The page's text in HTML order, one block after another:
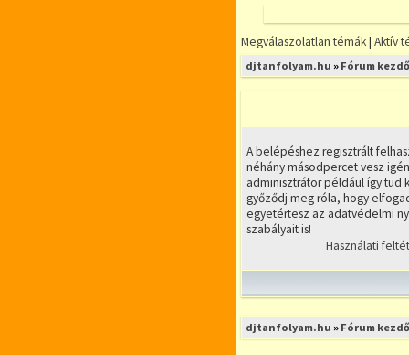
FÓRUMOZZ
MINDENFÉLE
RUGALMAS
KIS LÉTSZÁMÚ
Megválaszolatlan témák| Aktív
djtanfolyam.hu » Fórum
A belépéshez regisztrált
néhány másodpercet vesz
adminisztrátor például így tud
győződj meg róla, hogy
egyetértesz az adatvédelmi
szabályait is!
Használati
djtanfolyam.hu » Fórum